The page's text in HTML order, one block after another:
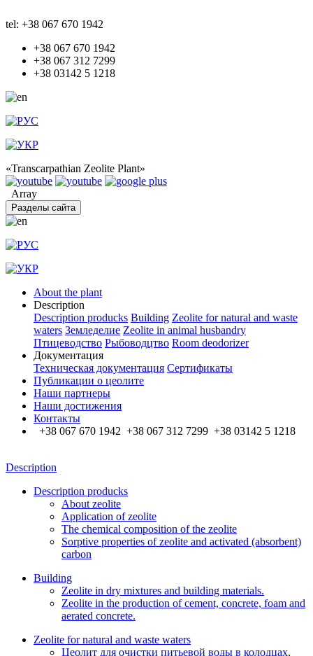
tel: +38 067 670 1942
+38 067 670 1942
+38 067 312 7299
+38 03142 5 1218
«Transcarpathian Zeolite Plant»
Array
Разделы сайта
About the plant
Description
Description producks Building Zeolite for natural and waste
waters Земледелие Zeolite in animal husbandry
Птицеводство Рыбоводцтво Room deodorizer
Документация
Техническая документация Сертификаты
Публикации о цеолите
Наши партнеры
Наши достижения
Контакты
+38 067 670 1942 +38 067 312 7299 +38 03142 5 1218
Description
Description producks
About zeolite
Application of zeolite
The chemical composition of the zeolite
Sorptive properties of zeolite and activated (absorbent)
carbon
Building
Zeolite in dry mixtures and building materials.
Zeolite in the production of cement, concrete, foam and
aerated concrete.
Zeolite for natural and waste waters
Цеолит для очистки питьевой воды в колодцах,